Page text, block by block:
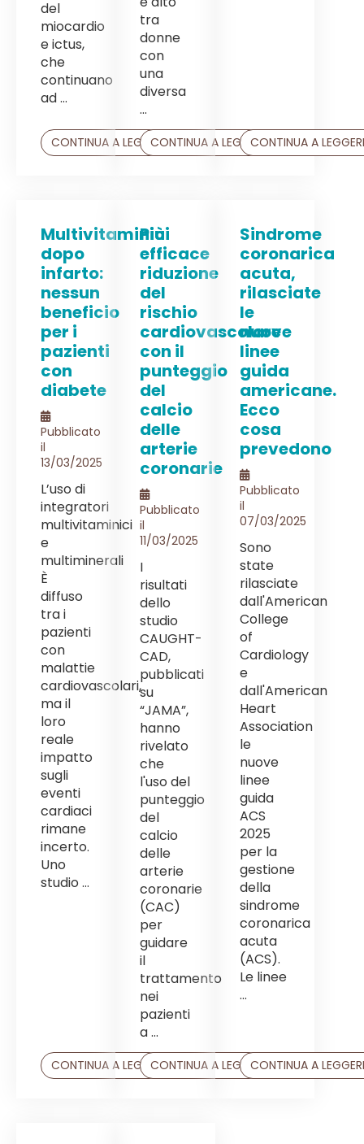
del
miocardio
e ictus,
che
continuano
ad ...
CONTINUA A LEGGERE
tra
donne
con
una
diversa
...
CONTINUA A LEGGERECONTINUA A
Multivitaminici
dopo
infarto:
nessun
beneficio
per i
pazienti
con
diabete
Pubblicato
il
13/03/2025
L’uso di
integratori
multivitaminici
e
multiminerali
È
diffuso
tra i
pazienti
con
malattie
cardiovascolari,
ma il
loro
reale
impatto
sugli
eventi
cardiaci
rimane
incerto.
Uno
studio ...
CONTINUA A LEGGERE
Più
efficace
riduzione
del
rischio
cardiovascolare
con il
punteggio
del
calcio
delle
arterie
coronarie
Pubblicato
il
11/03/2025
I
risultati
dello
studio
CAUGHT-
CAD,
pubblicati
su
“JAMA”,
hanno
rivelato
che
l'uso del
punteggio
del
calcio
delle
arterie
coronarie
(CAC)
per
guidare
il
trattamento
nei
pazienti
a ...
CONTINUA A LEGGERE
Sindrome
coronarica
acuta,
rilasciate
le
nuove
linee
guida
americane.
Ecco
cosa
prevedono
Pubblicato
il
07/03/2025
Sono
state
rilasciate
dall'American
College
of
Cardiology
e
dall'American
Heart
Association
le
nuove
linee
guida
ACS
2025
per la
gestione
della
sindrome
coronarica
acuta
(ACS).
Le linee
...
CONTINUA A